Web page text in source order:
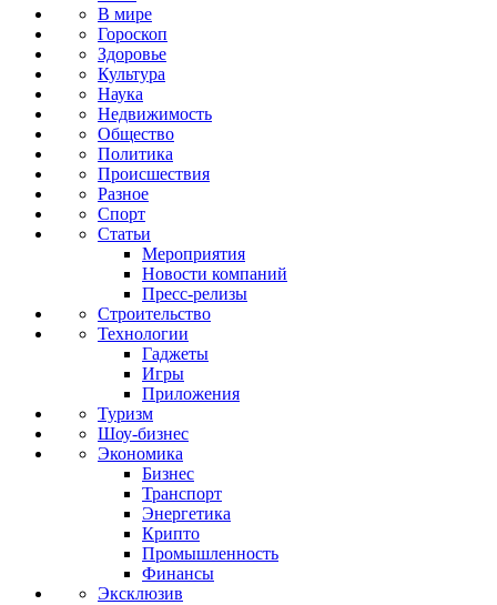
В мире
Гороскоп
Здоровье
Культура
Наука
Недвижимость
Общество
Политика
Происшествия
Разное
Спорт
Статьи
Мероприятия
Новости компаний
Пресс-релизы
Строительство
Технологии
Гаджеты
Игры
Приложения
Туризм
Шоу-бизнес
Экономика
Бизнес
Транспорт
Энергетика
Крипто
Промышленность
Финансы
Эксклюзив